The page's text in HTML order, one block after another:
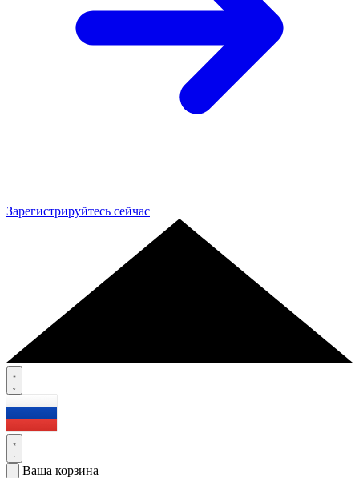
Зарегистрируйтесь сейчас
Ваша корзина